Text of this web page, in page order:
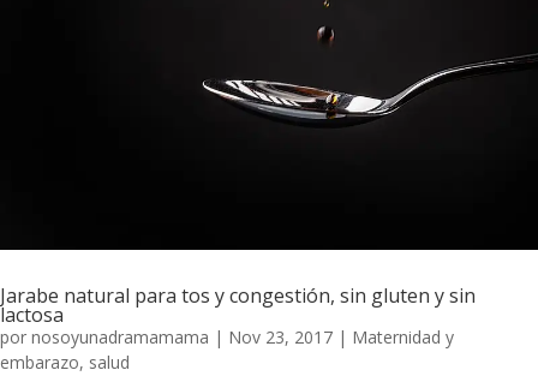
Jarabe natural para tos y congestión, sin gluten y sin
lactosa
por nosoyunadramamama | Nov 23, 2017 | Maternidad y
embarazo, salud